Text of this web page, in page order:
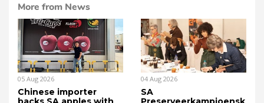
More from News
05 Aug 2026
Chinese importer
04 Aug 2026
SA